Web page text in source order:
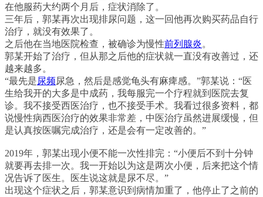
在他服药大约两个月后，症状消除了。
三年后，郭某再次出现排尿问题，这一回他再次购买药品自行
治疗，就没有效果了。
之后他在当地医院检查，被确诊为慢性前列腺炎。
郭某开始了治疗，但从那之后他的症状就一直没有改善过，还
越来越多。
“最先是尿频尿急，然后是感觉龟头有麻痺感。”郭某说：“医
生给我开的大多是中成药，我每服完一个疗程就到医院去复
诊。我不接受西医治疗，也不接受手术。我看过很多资料，都
说慢性病西医治疗的效果非常差，中医治疗虽然进展缓慢，但
是认真按医嘱完成治疗，还是会有一定改善的。”
2019年，郭某出现小便不能一次性排完：“小便后不到十分钟
就要再去排一次。我一开始以为这是两次小便，后来把这个情
况告诉了医生。医生说这就是尿不尽。”
出现这个症状之后，郭某意识到病情加重了，他停止了之前的